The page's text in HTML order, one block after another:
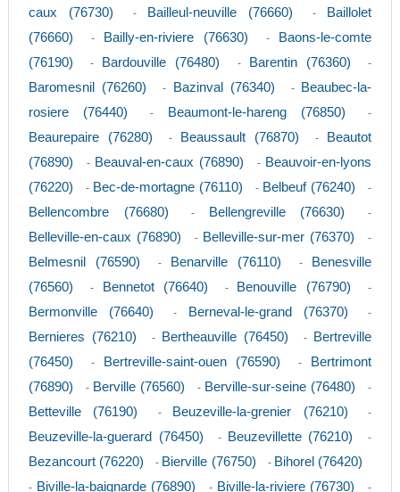
caux (76730)
- Bailleul-neuville (76660) -
Baillolet
(76660)
- Bailly-en-riviere (76630) -
Baons-le-comte
(76190)
- Bardouville (76480) - Barentin (76360) -
Baromesnil (76260) - Bazinval (76340) -
Beaubec-la-
rosiere (76440)
- Beaumont-le-hareng (76850) -
Beaurepaire (76280) - Beaussault (76870) -
Beautot
(76890)
- Beauval-en-caux (76890) - Beauvoir-en-lyons
(76220)
- Bec-de-mortagne (76110) - Belbeuf (76240) -
Bellencombre (76680) - Bellengreville (76630) -
Belleville-en-caux (76890) - Belleville-sur-mer (76370) -
Belmesnil (76590) - Benarville (76110) -
Benesville
(76560)
- Bennetot (76640) - Benouville (76790) -
Bermonville (76640) - Berneval-le-grand (76370) -
Bernieres (76210) - Bertheauville (76450) -
Bertreville
(76450)
- Bertreville-saint-ouen (76590) -
Bertrimont
(76890)
- Berville (76560) - Berville-sur-seine (76480) -
Betteville (76190) - Beuzeville-la-grenier (76210) -
Beuzeville-la-guerard (76450) - Beuzevillette (76210) -
Bezancourt (76220) - Bierville (76750) - Bihorel (76420)
- Biville-la-baignarde (76890) - Biville-la-riviere (76730) -